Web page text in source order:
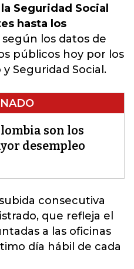
Seguridad Social
hasta los
según los datos de
públicos hoy por los
Seguridad Social.
son los
desempleo
consecutiva
, que refleja el
a las oficinas
día hábil de cada